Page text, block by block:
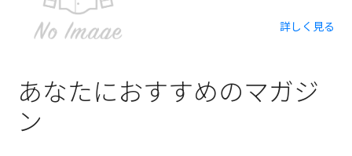
詳しく見る
あなたにおすすめのマガジ
ン